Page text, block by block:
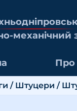
механiчний
Про
/ Штуцери /